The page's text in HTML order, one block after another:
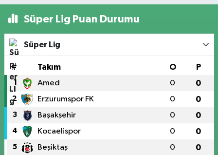
Süper Lig Puan Durumu
Süper Lig
# Takım O P
1 Amed 0 0
2 Erzurumspor FK 0 0
3 Başakşehir 0 0
4 Kocaelispor 0 0
5 Beşiktaş 0 0